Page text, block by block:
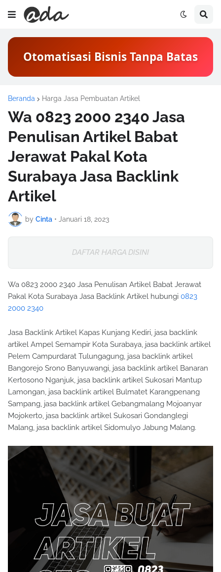
Otomatisasi Bisnis Tanpa Batas
Beranda Harga Jasa Pembuatan Artikel
Wa 0823 2000 2340 Jasa
Penulisan Artikel Babat
Jerawat Pakal Kota
Surabaya Jasa Backlink
Artikel
by Cinta • Januari 18, 2023
DAFTAR HARGA DISINI
Wa 0823 2000 2340 Jasa Penulisan Artikel Babat Jerawat
Pakal Kota Surabaya Jasa Backlink Artikel hubungi 0823
2000 2340
Jasa Backlink Artikel Kapas Kunjang Kediri, jasa backlink
artikel Ampel Semampir Kota Surabaya, jasa backlink artikel
Pelem Campurdarat Tulungagung, jasa backlink artikel
Bangorejo Srono Banyuwangi, jasa backlink artikel Banaran
Kertosono Nganjuk, jasa backlink artikel Sukosari Mantup
Lamongan, jasa backlink artikel Bulmatet Karangpenang
Sampang, jasa backlink artikel Gebangmalang Mojoanyar
Mojokerto, jasa backlink artikel Sukosari Gondanglegi
Malang, jasa backlink artikel Sidomulyo Jabung Malang.